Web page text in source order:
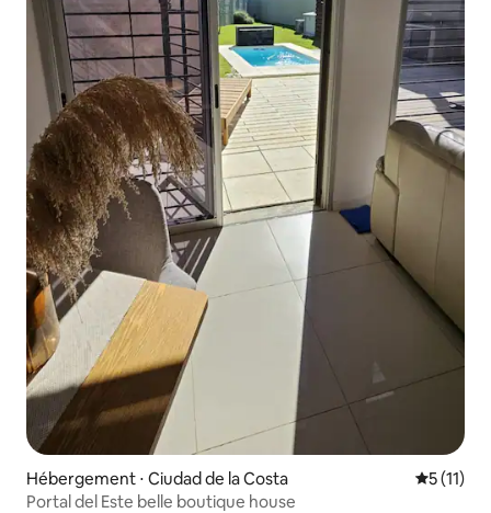
Hébergement ⋅ Ciudad de la Costa
5 (11)
Portal del Este belle boutique house